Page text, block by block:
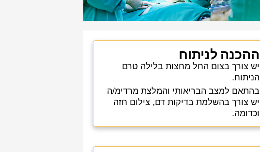
ההכנה לניתוח
יש צורך בצום החל מחצות בלילה טרם
הניתוח.
בהתאם למצב הבריאותי והמלצת מרדימ/ה
יש צורך בהשלמת בדיקות דם, צילום חזה
וכדומה.